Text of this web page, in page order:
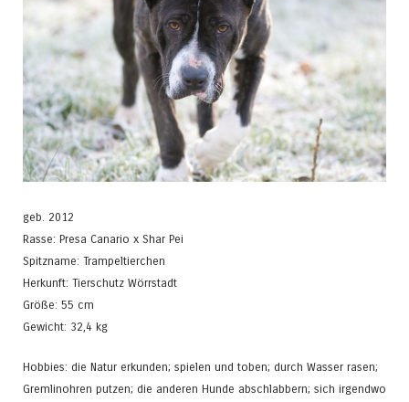
geb. 2012
Rasse: Presa Canario x Shar Pei
Spitzname: Trampeltierchen
Herkunft: Tierschutz Wörrstadt
Größe: 55 cm
Gewicht: 32,4 kg
Hobbies: die Natur erkunden; spielen und toben; durch Wasser rasen;
Gremlinohren putzen; die anderen Hunde abschlabbern; sich irgendwo